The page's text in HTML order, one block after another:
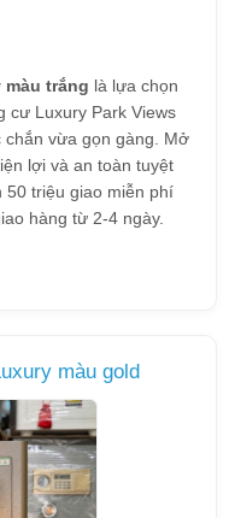
màu trắng là lựa chọn
cư Luxury Park Views
vừa gọn gàng. Mở
lợi và an toàn tuyệt
50 triệu giao miễn phí
hàng từ 2-4 ngày.
màu gold